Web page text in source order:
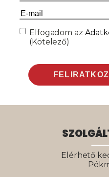
Email(Kötelező)
Consent(Kötelező)
Elfogadom az
(Kötelező)
Elérhető